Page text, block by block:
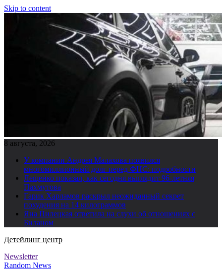
Skip to content
8 августа, 2026
У компании Андрея Малахова появился
многомиллионный долг перед ФНС: подробности
Лещенко показал, как сегодня выглядит 96-летняя
Пахмутова
Гарик Харламов раскрыл неожиданный секрет
похудения на 14 килограммов
Яна Пилецкая ответила на слухи об отношениях с
Биланом
Детейлинг центр
Newsletter
Random News